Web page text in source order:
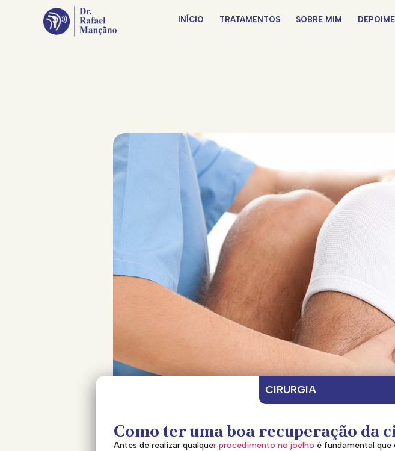
INÍCIO TRATAMENTOS SOBRE MIM
CIRURGIA
Como ter uma boa recuperação da
Antes de realizar qualquer procedimento no joelho é fundamental